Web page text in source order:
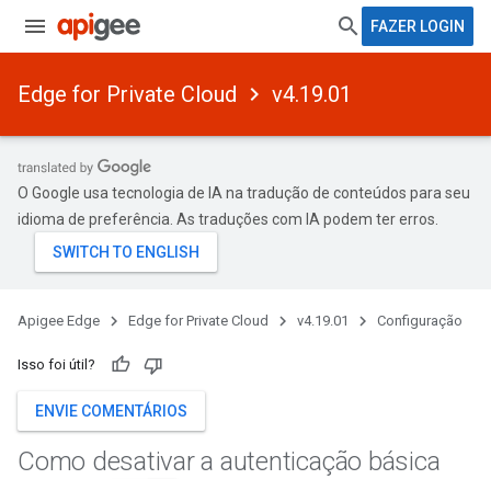
FAZER LOGIN
Edge for Private Cloud v4.19.01
O Google usa tecnologia de IA na tradução de conteúdos para seu
idioma de preferência. As traduções com IA podem ter erros.
Apigee Edge Edge for Private Cloud v4.19.01 Configuração
Isso foi útil?
ENVIE COMENTÁRIOS
Como desativar a autenticação básica